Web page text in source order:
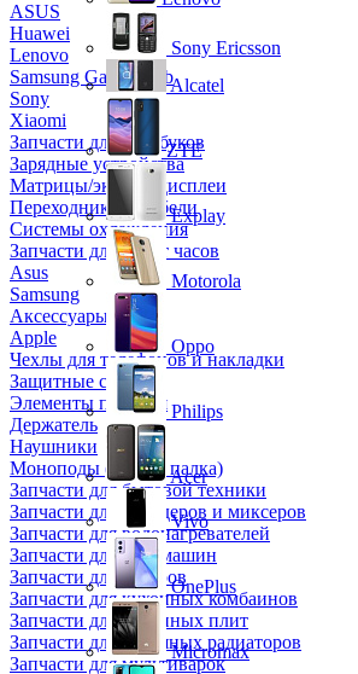
ASUS
Huawei
Lenovo
Samsung Galaxy Tab
Sony
Xiaomi
Запчасти для ноутбуков
Зарядные устройства
Матрицы/экраны/дисплеи
Переходники и кабели
Системы охлаждения
Запчасти для смарт часов
Asus
Samsung
Аксессуары
Apple
Чехлы для телефонов и накладки
Защитные стекла
Элементы питания
Держатель
Наушники
Моноподы (Селфи палка)
Запчасти для бытовой техники
Запчасти для блендеров и миксеров
Запчасти для водонагревателей
Запчасти для кофемашин
Запчасти для кулеров
Запчасти для кухонных комбаинов
Запчасти для кухонных плит
Запчасти для масляных радиаторов
Запчасти для мультиварок
Sony Ericsson
Alcatel
ZTE
Explay
Motorola
Oppo
Philips
Acer
Vivo
OnePlus
Micromax